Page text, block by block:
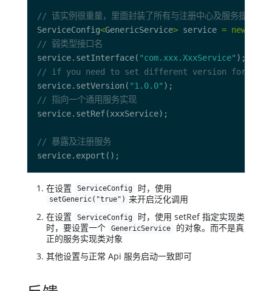
// 该实例很重量，里面封装了所有与注册中心及服务提供方
ServiceConfig<GenericService> service = new
// 弱类型接口名
service.setInterface( "com.xxx.XxxService"
// if you need to set different version for
service.setVersion( "1.0.0"
// 指向一个通用服务实现
// 暴露及注册服务
在设置 ServiceConfig 时，使用
setGeneric("true") 来开启泛化调用
在设置
ServiceConfig
时，使用 setRef 指定实现类
时，要设置一个
GenericService
的对象。而不是真
正的服务实现类对象
其他设置与正常 Api 服务启动一致即可